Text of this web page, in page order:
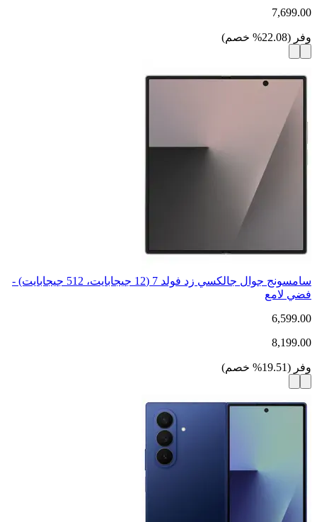
7,699.00
وفر (
22.08
% خصم)
سامسونج جوال جالكسي زد فولد 7 (12 جيجابايت، 512 جيجابايت) -
فضي لامع
6,599.00
8,199.00
وفر (
19.51
% خصم)